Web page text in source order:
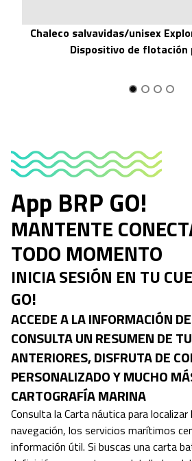
Chaleco salvavidas/unisex
Dispositivo de flotación
App BRP GO!
MANTENTE
TODO MOMENTO
INICIA SESIÓN EN TU
GO!
ACCEDE A LA INFORMACIÓN
CONSULTA UN RESUMEN DE
ANTERIORES, DISFRUTA DE
PERSONALIZADO Y MUCHO
CARTOGRAFÍA MARINA
Consulta la Carta náutica para localizar
navegación, los servicios marítimos
información útil. Si buscas una carta